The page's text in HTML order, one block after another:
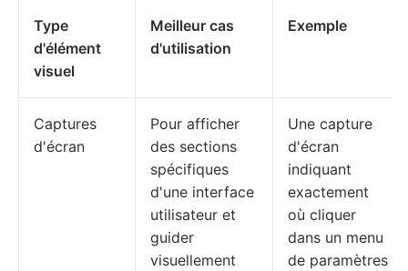
Type
d'élément
visuel
Meilleur cas
d'utilisation
Exemple
Captures
d'écran
Pour afficher
des sections
spécifiques
d'une interface
utilisateur et
guider
visuellement
Une capture
d'écran
indiquant
exactement
où cliquer
dans un menu
de paramètres